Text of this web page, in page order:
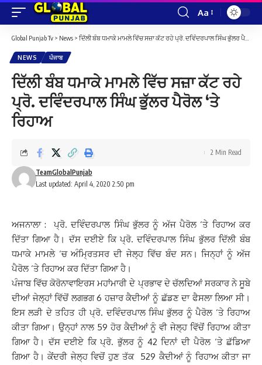
Font
Resizer
Aa
Global Punjab Tv > News > ਦਿੱਲੀ ਬੰਬ ਧਮਾਕੇ ਮਾਮਲੇ ਵਿੱਚ ਸਜ਼ਾ ਕੱਟ ਰਹੇ ਪ੍ਰੋ. ਦਵਿੰਦਰਪਾਲ ਸਿੰਘ ਭੁੱਲਰ ਪੈਰੋਲ ‘ਤੇ ਰਿਹਾਅ
NEWS ਪੰਜਾਬ
ਦਿੱਲੀ ਬੰਬ ਧਮਾਕੇ ਮਾਮਲੇ ਵਿੱਚ ਸਜ਼ਾ ਕੱਟ ਰਹੇ
ਪ੍ਰੋ. ਦਵਿੰਦਰਪਾਲ ਸਿੰਘ ਭੁੱਲਰ ਪੈਰੋਲ ‘ਤੇ
ਰਿਹਾਅ
Last updated: April 4, 2020 2:50 pm
TeamGlobalPunjab
2 Min Read
ਅਜਨਾਲਾ : ਪ੍ਰੋ. ਦਵਿੰਦਰਪਾਲ ਸਿੰਘ ਭੁੱਲਰ ਨੂੰ ਅੱਜ ਪੈਰੋਲ ‘ਤੇ ਰਿਹਾਅ ਕਰ
ਦਿੱਤਾ ਗਿਆ ਹੈ। ਦੱਸ ਦਈਏ ਕਿ ਪ੍ਰੋ. ਦਵਿੰਦਰਪਾਲ ਸਿੰਘ ਭੁੱਲਰ ਦਿੱਲੀ ਬੰਬ
ਧਮਾਕੇ ਮਾਮਲੇ ‘ਚ ਅੰਮ੍ਰਿਤਸਰ ਦੀ ਜੇਲ੍ਹ ਵਿੱਚ ਬੰਦ ਸਨ। ਜਿਨ੍ਹਾਂ ਨੂੰ ਅੱਜ
ਪੈਰੋਲ ‘ਤੇ ਰਿਹਾਅ ਕਰ ਦਿੱਤਾ ਗਿਆ ਹੈ।
ਪੰਜਾਬ ਵਿੱਚ ਕੋਰੋਨਾਵਾਇਰਸ ਮਹਾਂਮਾਰੀ ਦੇ ਪ੍ਰਭਾਵ ਦੇ ਚੱਲਦਿਆਂ ਸਰਕਾਰ ਨੇ ਸੂਬੇ
ਦੀਆਂ ਜੇਲ੍ਹਾਂ ਵਿੱਚੋਂ ਲਗਭਗ 6 ਹਜ਼ਾਰ ਕੈਦੀਆਂ ਨੂੰ ਛੱਡਣ ਦਾ ਫੈਸਲਾ ਲਿਆ ਸੀ।
ਇਸ ਲੜੀ ਦੇ ਤਹਿਤ ਹੀ ਪ੍ਰੋ. ਦਵਿੰਦਰਪਾਲ ਸਿੰਘ ਭੁੱਲਰ ਨੂੰ ਪੈਰੋਲ ‘ਤੇ ਰਿਹਾਅ
ਕੀਤਾ ਗਿਆ। ਉਨ੍ਹਾਂ ਨਾਲ 59 ਹੋਰ ਕੈਦੀਆਂ ਨੂੰ ਵੀ ਜੇਲ੍ਹ ਵਿੱਚੋਂ ਰਿਹਾਅ ਕੀਤਾ
ਗਿਆ ਹੈ। ਦੱਸ ਦਈਏ ਕਿ ਪ੍ਰੋ. ਭੁੱਲਰ ਨੂੰ 42 ਦਿਨਾਂ ਦੀ ਪੈਰੋਲ ‘ਤੇ ਛੱਡਿਆ
ਗਿਆ ਹੈ। ਕੇਂਦਰੀ ਜੇਲ੍ਹ ਵਿਚੋਂ ਹੁਣ ਤੱਕ 529 ਕੈਦੀਆਂ ਨੂੰ ਰਿਹਾਅ ਕੀਤਾ ਜਾ